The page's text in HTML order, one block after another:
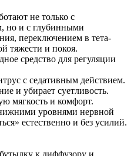
не только с
но и с глубинными
переключением в тета-
тяжести и покоя.
средство для регуляции
с седативным действием.
и убирает суетливость.
мягкость и комфорт.
нижними уровнями нервной
естественно и без усилий.
к диффузору и